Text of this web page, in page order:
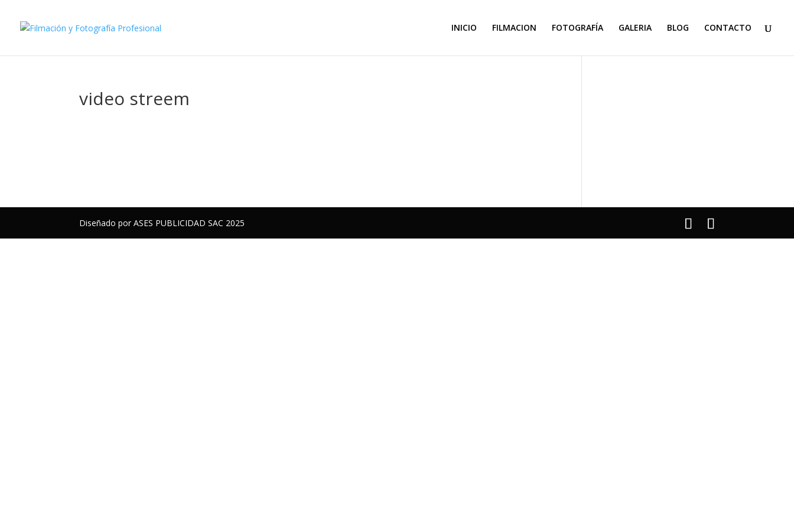
INICIO FILMACION FOTOGRAFÍA GALERIA BLOG CONTACTO
video streem
Diseñado por ASES PUBLICIDAD SAC 2025